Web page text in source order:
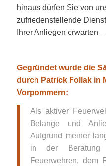
hinaus dürfen Sie von
zufriedenstellende
Ihrer Anliegen erwarten
Gegründet wurde die
durch Patrick Follak in
Vorpommern:
Als aktiver
Belange und
Aufgrund meiner
in der Beratung
Feuerwehren, dem